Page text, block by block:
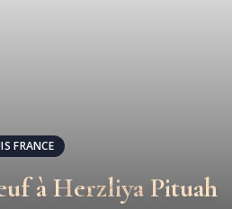
FRANCE
à Herzliya Pituah